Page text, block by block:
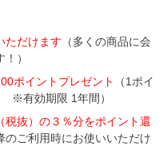
ただけます （多くの商品に会
）
ポイントプレゼント
（1ポイ
※有効期限 1年間）
税抜）の３％分をポイント還
のご利用時にお使いいただけ